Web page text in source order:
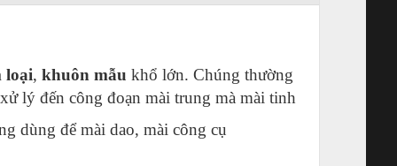
loại, khuôn mẫu khổ lớn. Chúng thường
lý đến công đoạn mài trung mà mài tinh
dùng để mài dao, mài công cụ